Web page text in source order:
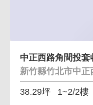
中正西路角間投套
新竹縣竹北市中正
38.29坪 1~2/2樓